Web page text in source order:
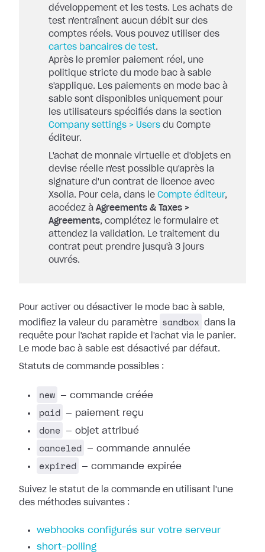
développement et les tests. Les achats de
test n'entraînent aucun débit sur des
comptes réels. Vous pouvez utiliser des
cartes bancaires de test.
Après le premier paiement réel, une
politique stricte du mode bac à sable
s'applique. Les paiements en mode bac à
sable sont disponibles uniquement pour
les utilisateurs spécifiés dans la section
Company settings > Users du Compte
éditeur.
L'achat de monnaie virtuelle et d'objets en
devise réelle n'est possible qu'après la
signature d'un contrat de licence avec
Xsolla. Pour cela, dans le Compte éditeur,
accédez à Agreements & Taxes >
Agreements, complétez le formulaire et
attendez la validation. Le traitement du
contrat peut prendre jusqu'à 3 jours
ouvrés.
Pour activer ou désactiver le mode bac à sable,
modifiez la valeur du paramètre
sandbox
dans la
requête pour l'achat rapide et l'achat via le panier.
Le mode bac à sable est désactivé par défaut.
Statuts de commande possibles :
new — commande créée
paid — paiement reçu
done — objet attribué
canceled — commande annulée
expired — commande expirée
Suivez le statut de la commande en utilisant l'une
des méthodes suivantes :
webhooks configurés sur votre serveur
short-polling